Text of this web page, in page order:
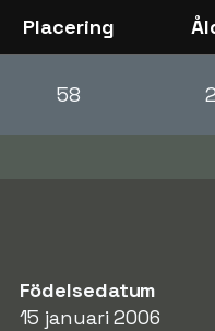
Placering
58
Födelsedatum
15 januari 2006